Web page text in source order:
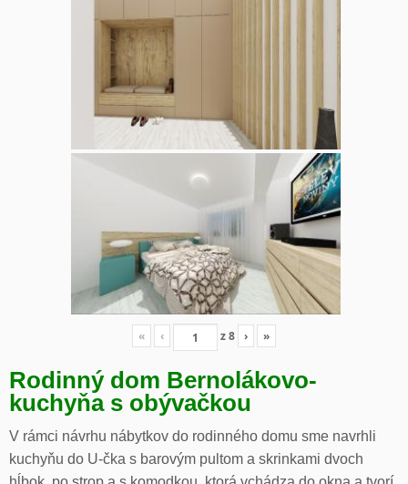
« ‹ z8 › »
Rodinný dom Bernolákovo-
kuchyňa s obývačkou
V rámci návrhu nábytkov do rodinného domu sme navrhli
kuchyňu do U-čka s barovým pultom a skrinkami dvoch